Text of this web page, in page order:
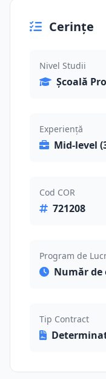
Cerințe
Nivel Studii
Școală
Experiență
Mid-level
Cod COR
721208
Program de
Număr de
Tip Contract